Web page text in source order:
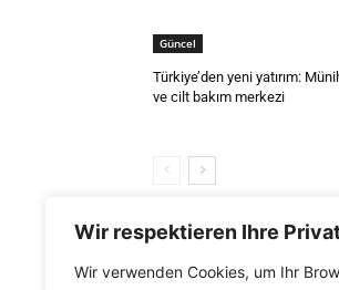
Wir respektieren Ihre
Wir verwenden Cookies, um Ihr
Güncel
Türkiye’den yeni yatırım:
ve cilt bakım merkezi
CEVAP VER